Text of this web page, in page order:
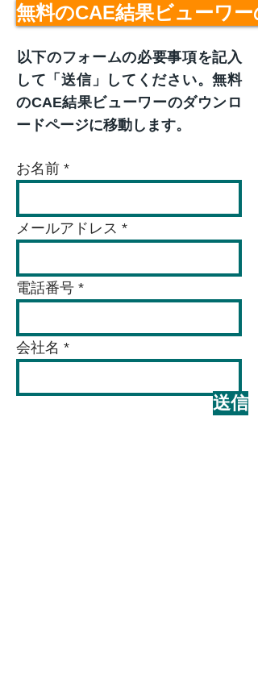
無料のCAE結果ビューワ
​以下のフォームの必要事項を記入
して「送信」してください。無料
のCAE結果ビューワーのダウンロ
ードページに移動します。
お名前
メールアドレス
電話番号
会社名
送信